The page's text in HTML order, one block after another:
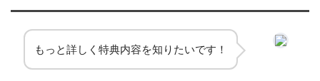
もっと詳しく特典内容を知りたいです！